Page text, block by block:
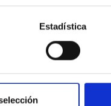
Estadística